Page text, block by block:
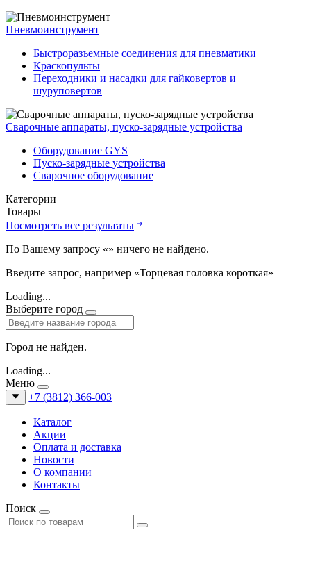
Пневмоинструмент
Быстроразъемные соединения для пневматики
Краскопульты
Переходники и насадки для гайковертов и
шуруповертов
Сварочные аппараты, пуско-зарядные устройства
Оборудование GYS
Пуско-зарядные устройства
Сварочное оборудование
Категории
Товары
Посмотреть все результаты
По Вашему запросу «» ничего не найдено.
Введите запрос, например «Торцевая головка короткая»
Loading...
Выберите город
Город не найден.
Loading...
Меню
+7 (3812) 366-003
Каталог
Акции
Оплата и доставка
Новости
О компании
Контакты
Поиск